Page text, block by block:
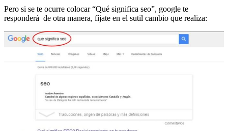
Pero si se te ocurre colocar “Qué significa seo”, google te
responderá de otra manera, fíjate en el sutil cambio que realiza: